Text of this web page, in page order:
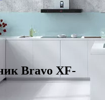
Bravo XF-